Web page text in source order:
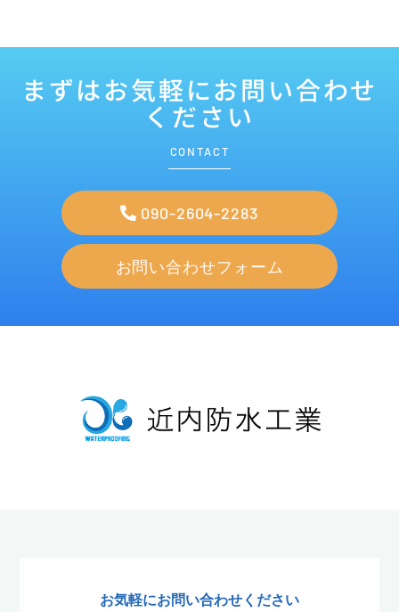
まずはお気軽にお問い合わせ
ください
CONTACT
090-2604-2283
お問い合わせフォーム
お気軽にお問い合わせください